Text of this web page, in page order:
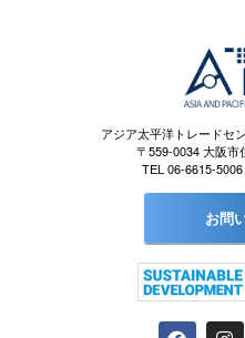
アジア太平洋トレードセ
〒559-0034 大阪市
TEL 06-6615-
お問